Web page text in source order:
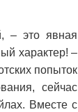
–это явная
характер! –
попыток
сейчас
Вместе с